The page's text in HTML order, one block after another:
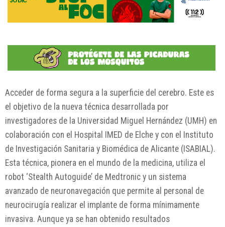
Acceder de forma segura a la superficie del cerebro. Este es
el objetivo de la nueva técnica desarrollada por
investigadores de la Universidad Miguel Hernández (UMH) en
colaboración con el Hospital IMED de Elche y con el Instituto
de Investigación Sanitaria y Biomédica de Alicante (ISABIAL).
Esta técnica, pionera en el mundo de la medicina, utiliza el
robot ‘Stealth Autoguide’ de Medtronic y un sistema
avanzado de neuronavegación que permite al personal de
neurocirugía realizar el implante de forma mínimamente
invasiva. Aunque ya se han obtenido resultados